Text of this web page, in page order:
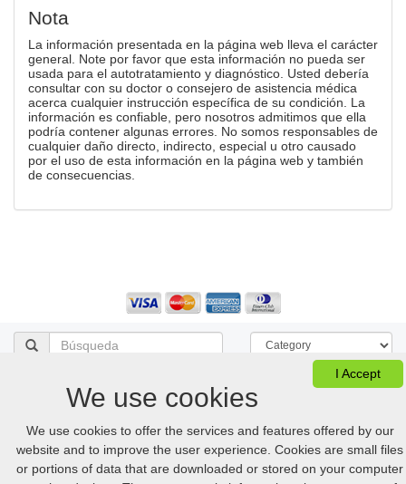
Nota
La información presentada en la página web lleva el carácter
general. Note por favor que esta información no pueda ser
usada para el autotratamiento y diagnóstico. Usted debería
consultar con su doctor o consejero de asistencia médica
acerca cualquier instrucción específica de su condición. La
información es confiable, pero nosotros admitimos que ella
podría contener algunas errores. No somos responsables de
cualquier daño directo, indirecto, especial u otro causado
por el uso de esta información en la página web y también
de consecuencias.
Ver Cesta FAQ Desktop version
Online.hellpinmeds24.net Ltd. is licensed online pharmacy.
International license number 054-23180876 issued 05/21/2025.
I Accept
We use cookies
We use cookies to offer the services and features offered by our
website and to improve the user experience. Cookies are small files
or portions of data that are downloaded or stored on your computer